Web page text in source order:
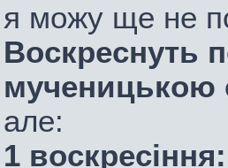
я можу ще не
Воскреснуть
мученицькою
але:
1